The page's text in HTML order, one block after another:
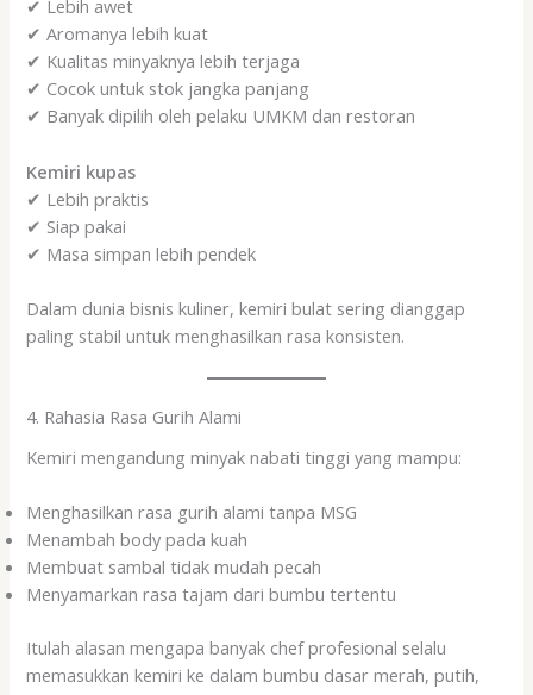
✔ Lebih awet
✔ Aromanya lebih kuat
✔ Kualitas minyaknya lebih terjaga
✔ Cocok untuk stok jangka panjang
✔ Banyak dipilih oleh pelaku UMKM dan restoran
Kemiri kupas
✔ Lebih praktis
✔ Siap pakai
✔ Masa simpan lebih pendek
Dalam dunia bisnis kuliner, kemiri bulat sering dianggap
paling stabil untuk menghasilkan rasa konsisten.
4. Rahasia Rasa Gurih Alami
Kemiri mengandung minyak nabati tinggi yang mampu:
Menghasilkan rasa gurih alami tanpa MSG
Menambah body pada kuah
Membuat sambal tidak mudah pecah
Menyamarkan rasa tajam dari bumbu tertentu
Itulah alasan mengapa banyak chef profesional selalu
memasukkan kemiri ke dalam bumbu dasar merah, putih,